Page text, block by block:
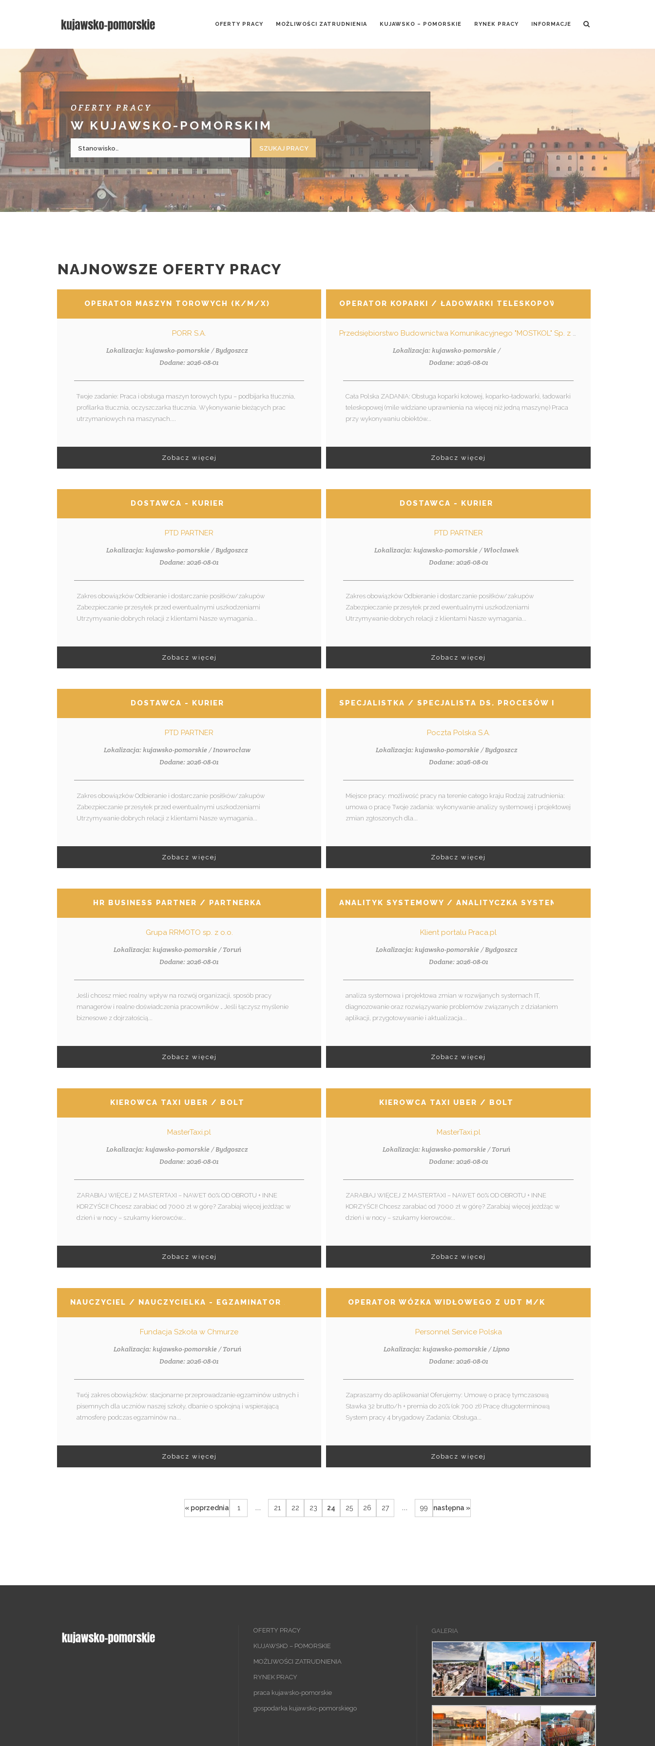
OFERTY PRACY MOŻLIWOŚCI ZATRUDNIENIA KUJAWSKO – POMORSKIE RYNEK PRACY INFORMACJE
OFERTY PRACY
W KUJAWSKO-POMORSKIM
NAJNOWSZE OFERTY PRACY
OPERATOR MASZYN TOROWYCH (K/M/X)
PORR S.A.
Lokalizacja: kujawsko-pomorskie / Bydgoszcz
Dodane: 2026-08-01
Twoje zadanie: Praca i obsługa maszyn torowych typu – podbijarka tłucznia,
profilarka tłucznia, oczyszczarka tłucznia. Wykonywanie bieżących prac
utrzymaniowych na maszynach....
Zobacz więcej
OPERATOR KOPARKI / ŁADOWARKI TELESKOPOWEJ
Przedsiębiorstwo Budownictwa Komunikacyjnego "MOSTKOL" Sp. z o.o.
Lokalizacja: kujawsko-pomorskie /
Dodane: 2026-08-01
Cała Polska ZADANIA: Obsługa koparki kołowej, koparko-ładowarki, ładowarki
teleskopowej (mile widziane uprawnienia na więcej niż jedną maszynę) Praca
przy wykonywaniu obiektów...
Zobacz więcej
DOSTAWCA - KURIER
PTD PARTNER
Lokalizacja: kujawsko-pomorskie / Bydgoszcz
Dodane: 2026-08-01
Zakres obowiązków Odbieranie i dostarczanie posiłków/zakupów
Zabezpieczanie przesyłek przed ewentualnymi uszkodzeniami
Utrzymywanie dobrych relacji z klientami Nasze wymagania...
Zobacz więcej
DOSTAWCA - KURIER
PTD PARTNER
Lokalizacja: kujawsko-pomorskie / Włocławek
Dodane: 2026-08-01
Zakres obowiązków Odbieranie i dostarczanie posiłków/zakupów
Zabezpieczanie przesyłek przed ewentualnymi uszkodzeniami
Utrzymywanie dobrych relacji z klientami Nasze wymagania...
Zobacz więcej
DOSTAWCA - KURIER
PTD PARTNER
Lokalizacja: kujawsko-pomorskie / Inowrocław
Dodane: 2026-08-01
Zakres obowiązków Odbieranie i dostarczanie posiłków/zakupów
Zabezpieczanie przesyłek przed ewentualnymi uszkodzeniami
Utrzymywanie dobrych relacji z klientami Nasze wymagania...
Zobacz więcej
SPECJALISTKA / SPECJALISTA DS. PROCESÓW I SYSTEMÓW
Poczta Polska S.A.
Lokalizacja: kujawsko-pomorskie / Bydgoszcz
Dodane: 2026-08-01
Miejsce pracy: możliwość pracy na terenie całego kraju Rodzaj zatrudnienia:
umowa o pracę Twoje zadania: wykonywanie analizy systemowej i projektowej
zmian zgłoszonych dla...
Zobacz więcej
HR BUSINESS PARTNER / PARTNERKA
Grupa RRMOTO sp. z o.o.
Lokalizacja: kujawsko-pomorskie / Toruń
Dodane: 2026-08-01
Jeśli chcesz mieć realny wpływ na rozwój organizacji, sposób pracy
managerów i realne doświadczenia pracowników … Jeśli łączysz myślenie
biznesowe z dojrzałością...
Zobacz więcej
ANALITYK SYSTEMOWY / ANALITYCZKA SYSTEMOWA
Klient portalu Praca.pl
Lokalizacja: kujawsko-pomorskie / Bydgoszcz
Dodane: 2026-08-01
analiza systemowa i projektowa zmian w rozwijanych systemach IT,
diagnozowanie oraz rozwiązywanie problemów związanych z działaniem
aplikacji, przygotowywanie i aktualizacja...
Zobacz więcej
KIEROWCA TAXI UBER / BOLT
MasterTaxi.pl
Lokalizacja: kujawsko-pomorskie / Bydgoszcz
Dodane: 2026-08-01
ZARABIAJ WIĘCEJ Z MASTERTAXI – NAWET 60% OD OBROTU + INNE
KORZYŚCI! Chcesz zarabiać od 7000 zł w górę? Zarabiaj więcej jeżdżąc w
dzień i w nocy – szukamy kierowców...
Zobacz więcej
KIEROWCA TAXI UBER / BOLT
MasterTaxi.pl
Lokalizacja: kujawsko-pomorskie / Toruń
Dodane: 2026-08-01
ZARABIAJ WIĘCEJ Z MASTERTAXI – NAWET 60% OD OBROTU + INNE
KORZYŚCI! Chcesz zarabiać od 7000 zł w górę? Zarabiaj więcej jeżdżąc w
dzień i w nocy – szukamy kierowców...
Zobacz więcej
NAUCZYCIEL / NAUCZYCIELKA - EGZAMINATOR / EGZAMINATORKA
Fundacja Szkoła w Chmurze
Lokalizacja: kujawsko-pomorskie / Toruń
Dodane: 2026-08-01
Twój zakres obowiązków: stacjonarne przeprowadzanie egzaminów ustnych i
pisemnych dla uczniów naszej szkoły, dbanie o spokojną i wspierającą
atmosferę podczas egzaminów na...
Zobacz więcej
OPERATOR WÓZKA WIDŁOWEGO Z UDT M/K
Personnel Service Polska
Lokalizacja: kujawsko-pomorskie / Lipno
Dodane: 2026-08-01
Zapraszamy do aplikowania! Oferujemy: Umowę o pracę tymczasową
Stawka 32 brutto/h + premia do 20% (ok 700 zł) Pracę długoterminową
System pracy 4 brygadowy Zadania: Obsługa...
Zobacz więcej
« poprzednia 1 ... 21 22 23 24 25 26 27 ... 99 następna »
OFERTY PRACY
KUJAWSKO – POMORSKIE
MOŻLIWOŚCI ZATRUDNIENIA
RYNEK PRACY
praca kujawsko-pomorskie
gospodarka kujawsko-pomorskiego
GALERIA